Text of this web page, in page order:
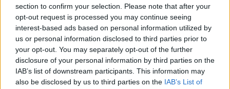
section to confirm your selection. Please note that after your
opt-out request is processed you may continue seeing
interest-based ads based on personal information utilized by
us or personal information disclosed to third parties prior to
your opt-out. You may separately opt-out of the further
disclosure of your personal information by third parties on the
IAB’s list of downstream participants. This information may
also be disclosed by us to third parties on the IAB’s List of
ANNONS
– Även om vi skulle börja i dag tar det not åtminstone
50 år innan det är i ordning.